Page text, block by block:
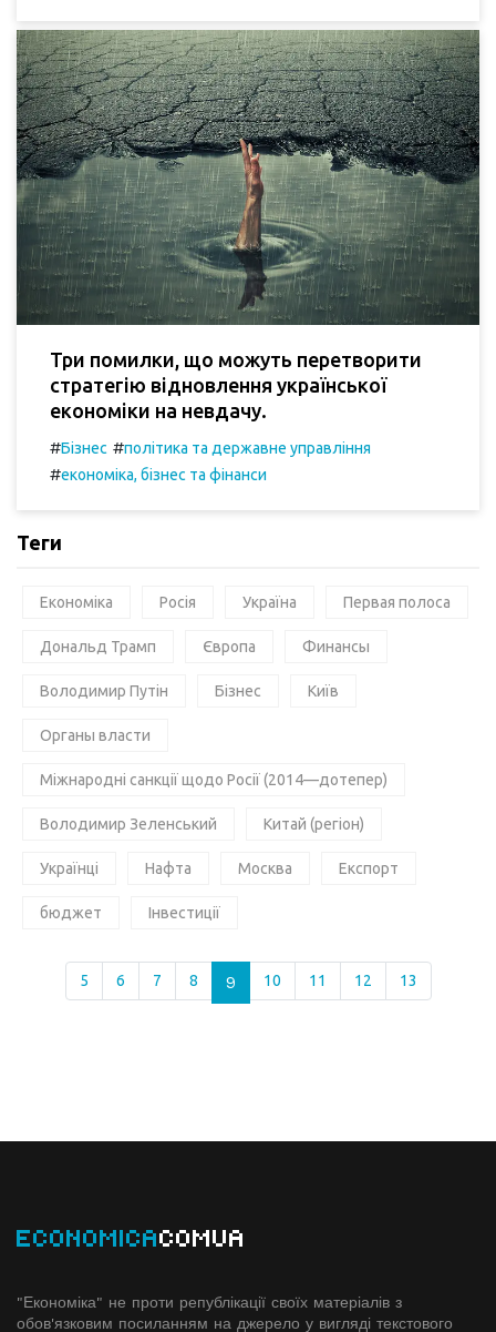
Три помилки, що можуть перетворити
стратегію відновлення української
економіки на невдачу.
#Бізнес #політика та державне управління
#економіка, бізнес та фінанси
Теги
Економіка Росія Україна Первая полоса
Дональд Трамп Європа Финансы
Володимир Путін Бізнес Київ
Органы власти
Міжнародні санкції щодо Росії (2014—дотепер)
Володимир Зеленський Китай (регіон)
Українці Нафта Москва Експорт
бюджет Інвестиції
5 6 7 8 9 10 11 12 13
ECONOMICACOMUA
"Економіка" не проти републікації своїх матеріалів з
обов'язковим посиланням на джерело у вигляді текстового